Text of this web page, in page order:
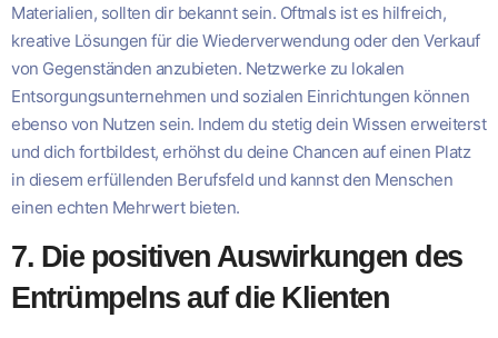
Materialien, sollten dir bekannt sein. Oftmals ist es hilfreich,
kreative Lösungen für die Wiederverwendung oder den Verkauf
von Gegenständen anzubieten. Netzwerke zu lokalen
Entsorgungsunternehmen und sozialen Einrichtungen können
ebenso von Nutzen sein. Indem du stetig dein Wissen erweiterst
und dich fortbildest, erhöhst du deine Chancen auf einen Platz
in diesem erfüllenden Berufsfeld und kannst den Menschen
einen echten Mehrwert bieten.
7. Die positiven Auswirkungen des
Entrümpelns auf die Klienten